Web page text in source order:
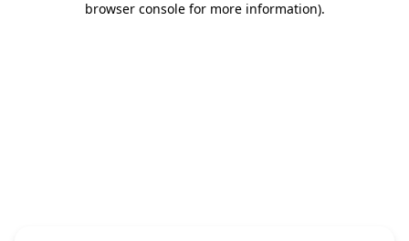
browser console for more information).